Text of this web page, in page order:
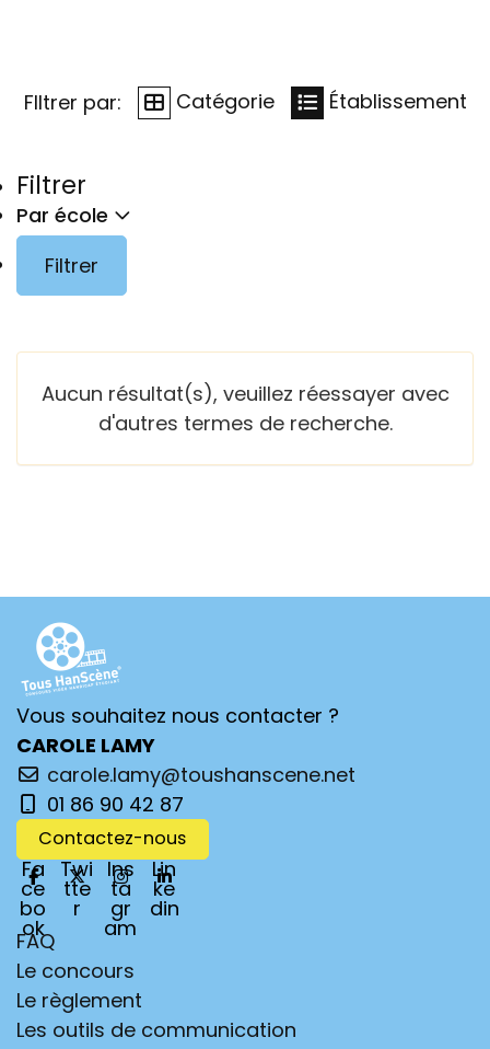
FIltrer par: Catégorie Établissement
Filtrer
Par école
Filtrer
Aucun résultat(s), veuillez réessayer avec
d'autres termes de recherche.
Vous souhaitez nous contacter ?
CAROLE LAMY
carole.lamy@toushanscene.net
01 86 90 42 87
Contactez-nous
Fa
ce
bo
ok
Twi
tte
r
Ins
ta
gr
am
Lin
ke
din
FAQ
Le concours
Le règlement
Les outils de communication